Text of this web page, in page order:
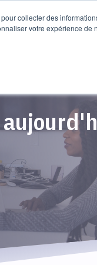
collecter des
votre expérience